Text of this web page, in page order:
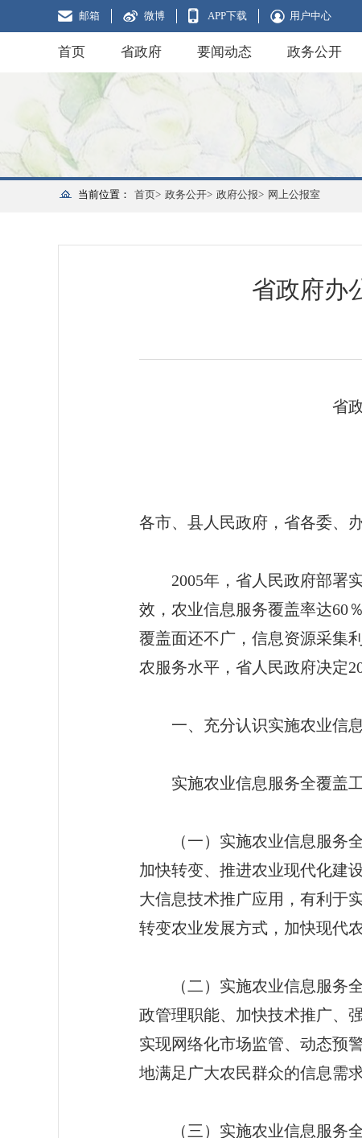
邮箱 微博 APP下载 用户中心
首页 省政府 要闻动态 政务公开
当前位置： 首页> 政务公开> 政府公报> 网上公报室
省政府办
省政府办公厅关于
苏政办发〔
各市、县人民政府，省各委、
2005年，省人民政府部署实
效，农业信息服务覆盖率达60
覆盖面还不广，信息资源采集
农服务水平，省人民政府决定
一、充分认识实施农业信息
实施农业信息服务全覆盖工
（一）实施农业信息服务全
加快转变、推进农业现代化建
大信息技术推广应用，有利于
转变农业发展方式，加快现代
（二）实施农业信息服务全
政管理职能、加快技术推广、
实现网络化市场监管、动态预
地满足广大农民群众的信息需求
（三）实施农业信息服务全